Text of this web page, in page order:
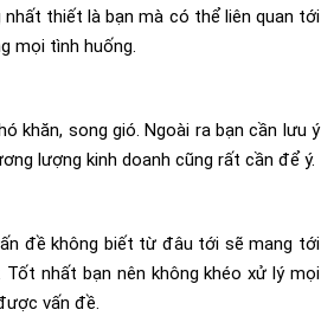
thiết là bạn mà có thể liên quan tới
mọi tình huống.
khăn, song gió. Ngoài ra bạn cần lưu ý
lượng kinh doanh cũng rất cần để ý.
đề không biết từ đâu tới sẽ mang tới
nhất bạn nên không khéo xử lý mọi
vấn đề.